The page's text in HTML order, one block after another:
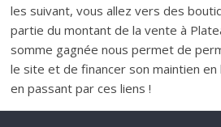
les suivant, vous allez vers des
partie du montant de la vente à
somme gagnée nous permet de
le site et de financer son maintien en
en passant par ces liens !